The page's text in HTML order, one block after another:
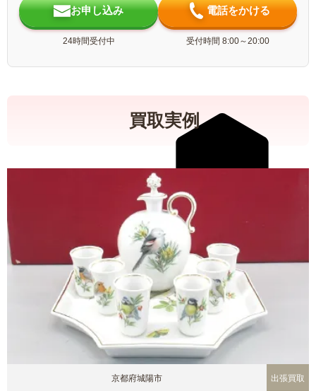
お申し込み
24時間受付中
電話をかける
受付時間 8:00～20:00
買取実例
京都府城陽市 出張買取